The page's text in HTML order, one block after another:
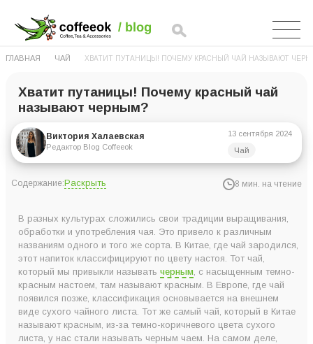
ГЛАВНАЯ ЧАЙ ХВАТИТ ПУТАНИЦЫ! ПОЧЕМУ КРАСНЫЙ ЧАЙ НАЗЫВАЮТ
Хватит путаницы! Почему красный чай
называют черным?
Виктория Халаевская
Редактор Blog Coffeeok
13 сентября 2024
Чай
Содержание:Раскрыть 8 мин. на чтение
История красного чая
Особенности производства красного чая
Виды красного чая
Чем красный чай отличается от черного?
Как выбрать красный чай?
Вместо послесловия
В разных культурах сложились свои традиции выращивания,
обработки и употребления чая. Это привело к различным
названиям одного и того же сорта. В Китае, где чай зародился,
этот напиток классифицируют по цвету настоя. Тот чай,
который мы привыкли называть черным, с насыщенным темно-
красным настоем, там называют красным. В Европе, где чай
появился позже, классификация основывается на внешнем
виде сухого чайного листа. Тот же самый чай, который в Китае
называют красным, из-за темно-коричневого цвета сухого
листа, у нас стали называть черным чаем. На самом деле,